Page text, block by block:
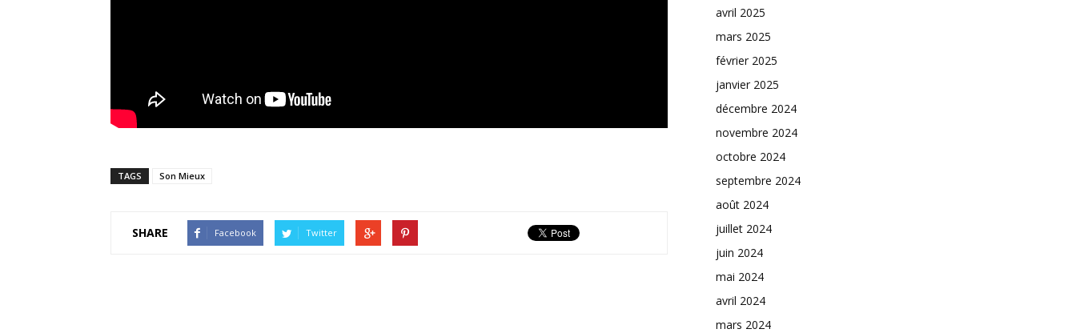
TAGS Son Mieux
SHARE Facebook Twitter
avril 2025
mars 2025
février 2025
janvier 2025
décembre 2024
novembre 2024
octobre 2024
septembre 2024
août 2024
juillet 2024
juin 2024
mai 2024
avril 2024
mars 2024